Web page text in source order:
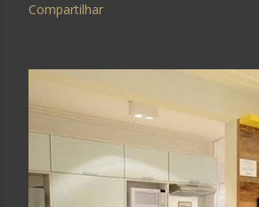
Compartilhar